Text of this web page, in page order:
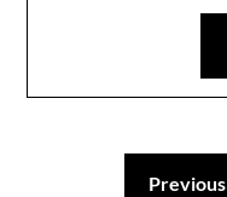
Previous